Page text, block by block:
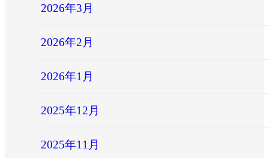
2026年3月
2026年2月
2026年1月
2025年12月
2025年11月